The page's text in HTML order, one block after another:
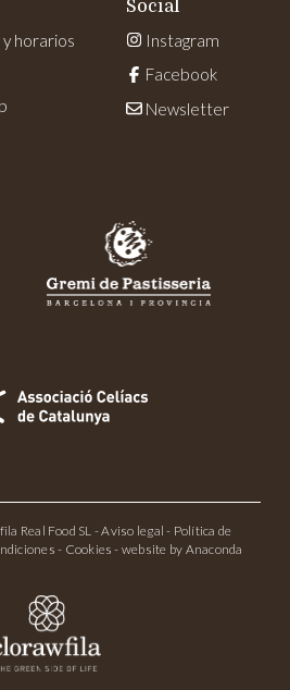
horarios
Social
Instagram
Facebook
Newsletter
Real Food SL -Aviso legal - Política de
- Cookies - website by Anaconda